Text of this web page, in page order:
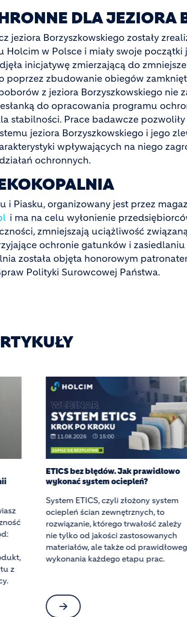
DLA JEZIORA
jeziora Borzyszkowskiego zostały
Holcim w Polsce i miały swoje
inicjatywę zmierzającą do
poprzez zbudowanie obiegów
z jeziora Borzyszkowskiego nie
do opracowania programu
stabilności. Prace badawcze
jeziora Borzyszkowskiego i jego
wpływających na niego
ochronnych.
i Piasku, organizowany jest przez
i ma na celu wyłonienie
zmniejszają uciążliwość
ochronie gatunków i
została objęta honorowym
Polityki Surowcowej Państwa.
Betony Ekspert B20, B25 i B30 –
trwała posadzka z gotowej
Wykonanie trwałego podkładu
podłogowego wymaga nie tylko
odpowiedniego materiału, lecz także
właściwego przygotowania
zachowania wymaganej grubości
realizacji nie zawsze opłaca się
zamawiać beton towarowy albo